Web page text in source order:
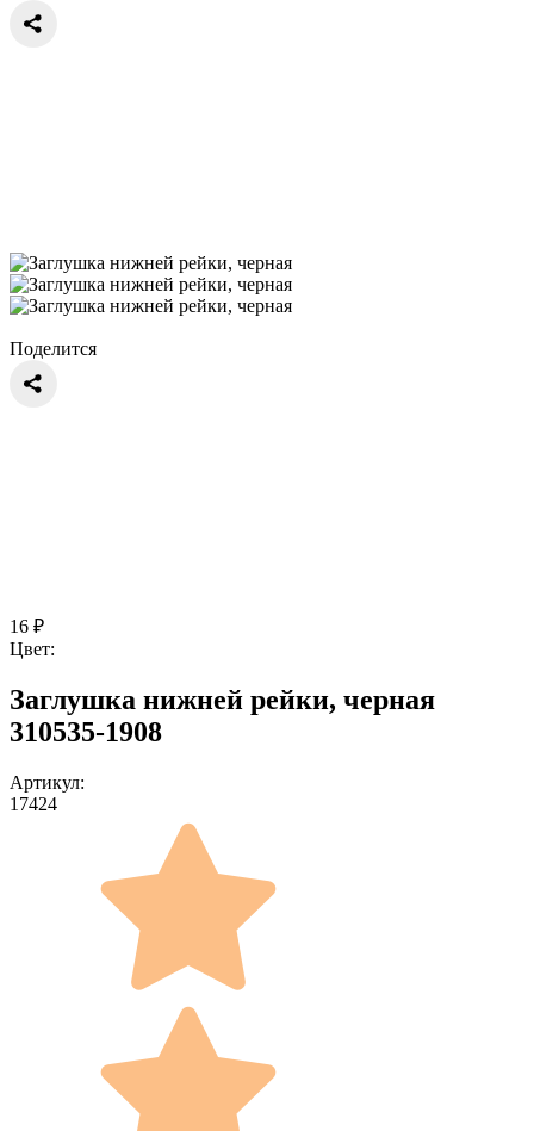
Поделится
16 ₽
Цвет:
Заглушка нижней рейки, черная
310535-1908
Артикул:
17424